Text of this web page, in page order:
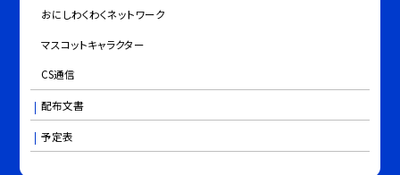
おにしわくわくネットワーク
マスコットキャラクター
CS通信
配布文書
予定表